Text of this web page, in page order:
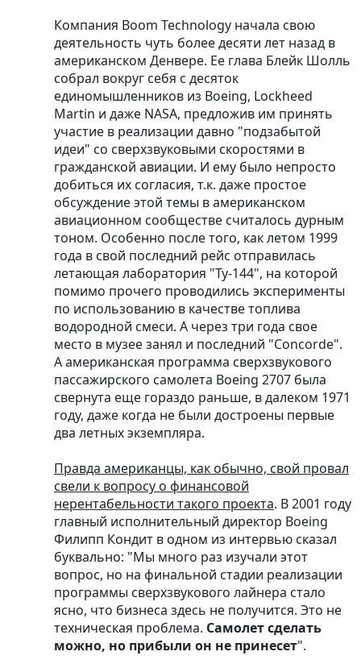
Компания Boom Technology начала свою
деятельность чуть более десяти лет назад в
американском Денвере. Ее глава Блейк Шолль
собрал вокруг себя с десяток
единомышленников из Boeing, Lockheed
Martin и даже NASA, предложив им принять
участие в реализации давно "подзабытой
идеи" со сверхзвуковыми скоростями в
гражданской авиации. И ему было непросто
добиться их согласия, т.к. даже простое
обсуждение этой темы в американском
авиационном сообществе считалось дурным
тоном. Особенно после того, как летом 1999
года в свой последний рейс отправилась
летающая лаборатория "Ту-144", на которой
помимо прочего проводились эксперименты
по использованию в качестве топлива
водородной смеси. А через три года свое
место в музее занял и последний "Concorde".
А американская программа сверхзвукового
пассажирского самолета Boeing 2707 была
свернута еще гораздо раньше, в далеком 1971
году, даже когда не были достроены первые
два летных экземпляра.
Правда американцы, как обычно, свой провал
свели к вопросу о финансовой
нерентабельности такого проекта. В 2001 году
главный исполнительный директор Boeing
Филипп Кондит в одном из интервью сказал
буквально: "Мы много раз изучали этот
вопрос, но на финальной стадии реализации
программы сверхзвукового лайнера стало
ясно, что бизнеса здесь не получится. Это не
техническая проблема. Самолет сделать
можно, но прибыли он не принесет".